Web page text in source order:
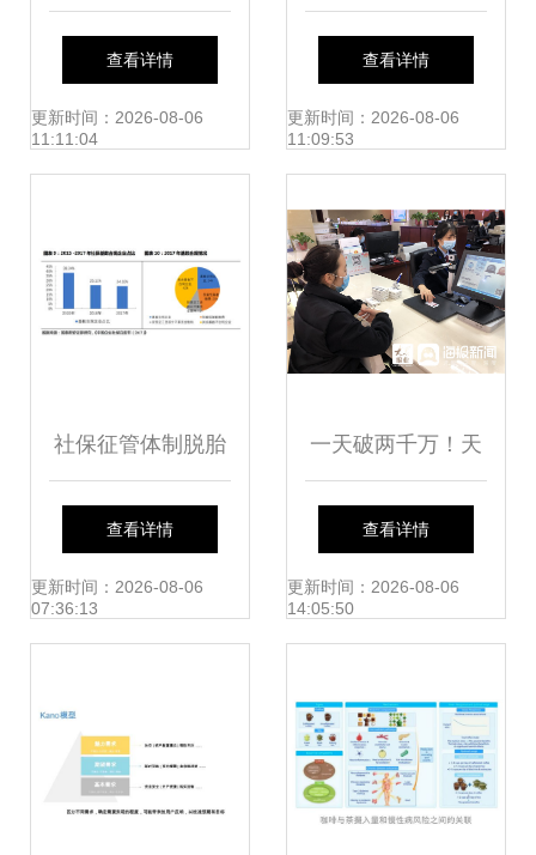
感知中国活力 多领
域蓄势聚能，强底
查看详情
更新时间：2026-08-06
11:11:04
半年企业费控报销
服务与社会经济咨
题研究报告
查看详情
更新时间：2026-08-06
11:09:53
社保征管体制脱胎
换骨，经济影响几
何？
查看详情
更新时间：2026-08-06
07:36:13
一天破两千万！天
桥税务落实减税降
费，助力电商掘
查看详情
更新时间：2026-08-06
14:05:50